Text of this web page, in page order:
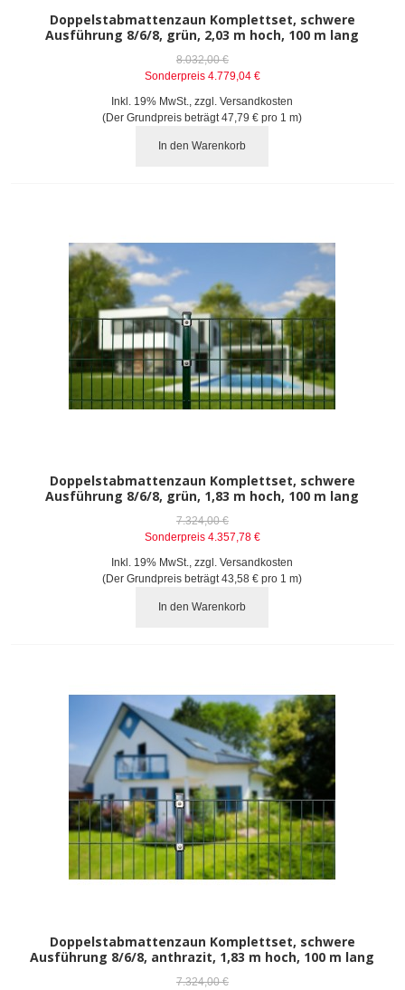
Doppelstabmattenzaun Komplettset, schwere
Ausführung 8/6/8, grün, 2,03 m hoch, 100 m lang
8.032,00 €
Sonderpreis 4.779,04 €
Inkl. 19% MwSt.
,zzgl.Versandkosten
(Der Grundpreis beträgt47,79 € pro 1 m)
In den Warenkorb
Doppelstabmattenzaun Komplettset, schwere
Ausführung 8/6/8, grün, 1,83 m hoch, 100 m lang
7.324,00 €
Sonderpreis 4.357,78 €
Inkl. 19% MwSt.
,zzgl.Versandkosten
(Der Grundpreis beträgt43,58 € pro 1 m)
In den Warenkorb
Doppelstabmattenzaun Komplettset, schwere
Ausführung 8/6/8, anthrazit, 1,83 m hoch, 100 m lang
7.324,00 €